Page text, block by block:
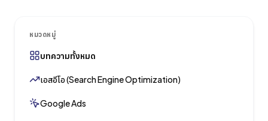
หมวดหมู่
บทความทั้งหมด
เอสอีโอ (Search Engine Optimization)
Google Ads